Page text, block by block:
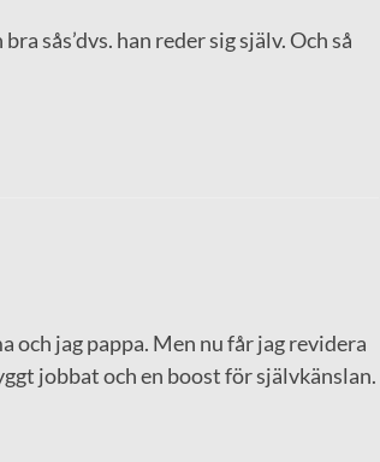
sås’dvs. han reder sig själv. Och så
jag pappa. Men nu får jag revidera
jobbat och en boost för självkänslan.